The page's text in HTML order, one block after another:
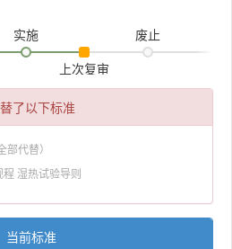
实施
上次复审
废止
了以下标准
部代替）
湿热试验导则
当前标准